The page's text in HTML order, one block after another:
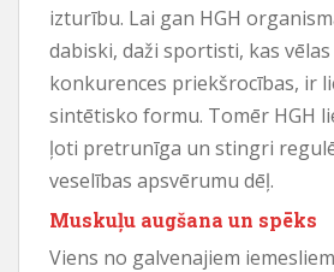
izturību. Lai gan HGH
dabiski, daži sportisti, kas
konkurences priekšrocības, ir
sintētisko formu. Tomēr HGH
ļoti pretrunīga un stingri
veselības apsvērumu dēļ.
Muskuļu augšana un spēks
Viens no galvenajiem